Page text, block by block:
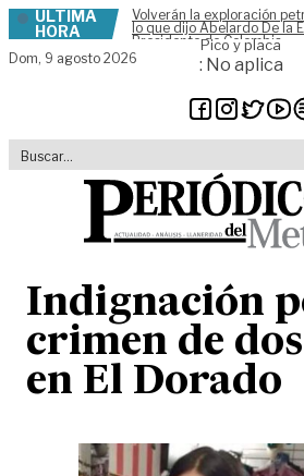
Skip to content
ÚLTIMA
HORA
Volverán la exploración
lo que dijo Abelardo De la
Presidente de Colombia
Dom, 9 agosto 2026
Pico y placa
: No aplica
Indignación
crimen de
en El Dorado